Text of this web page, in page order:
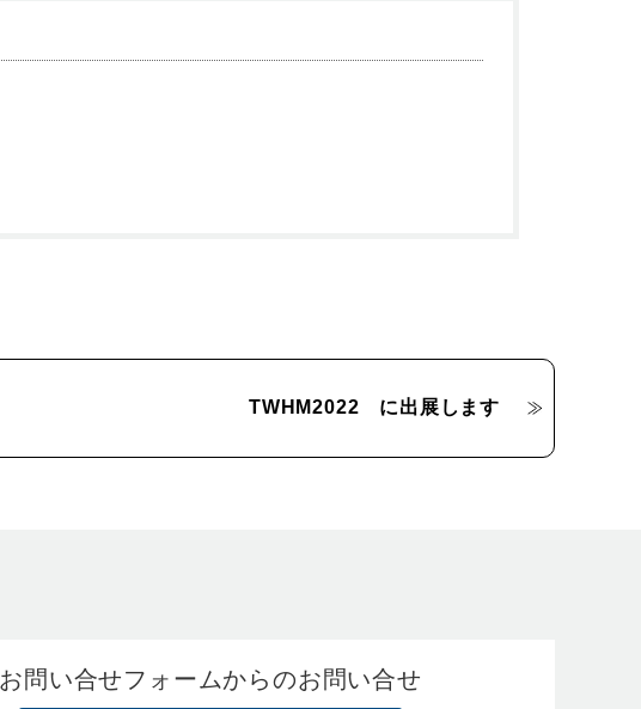
TWHM2022 に出展します
お問い合せフォームからのお問い合せ